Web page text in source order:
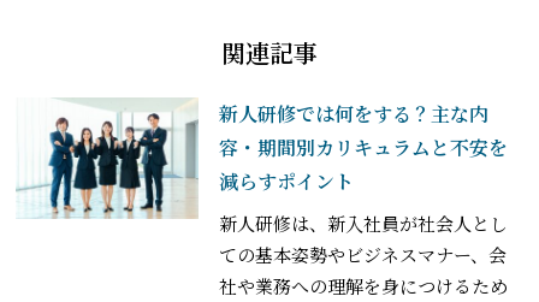
関連記事
新人研修では何をする？主な内
容・期間別カリキュラムと不安を
減らすポイント
新人研修は、新入社員が社会人とし
ての基本姿勢やビジネスマナー、会
社や業務への理解を身につけるため